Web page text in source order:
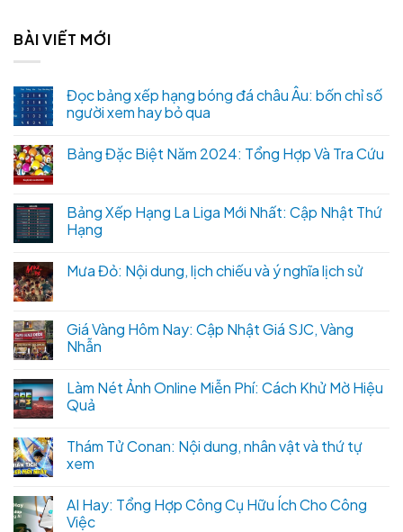
BÀI VIẾT MỚI
Đọc bảng xếp hạng bóng đá châu Âu: bốn chỉ số
người xem hay bỏ qua
Bảng Đặc Biệt Năm 2024: Tổng Hợp Và Tra Cứu
Bảng Xếp Hạng La Liga Mới Nhất: Cập Nhật Thứ
Hạng
Mưa Đỏ: Nội dung, lịch chiếu và ý nghĩa lịch sử
Giá Vàng Hôm Nay: Cập Nhật Giá SJC, Vàng
Nhẫn
Làm Nét Ảnh Online Miễn Phí: Cách Khử Mờ Hiệu
Quả
Thám Tử Conan: Nội dung, nhân vật và thứ tự
xem
AI Hay: Tổng Hợp Công Cụ Hữu Ích Cho Công
Việc